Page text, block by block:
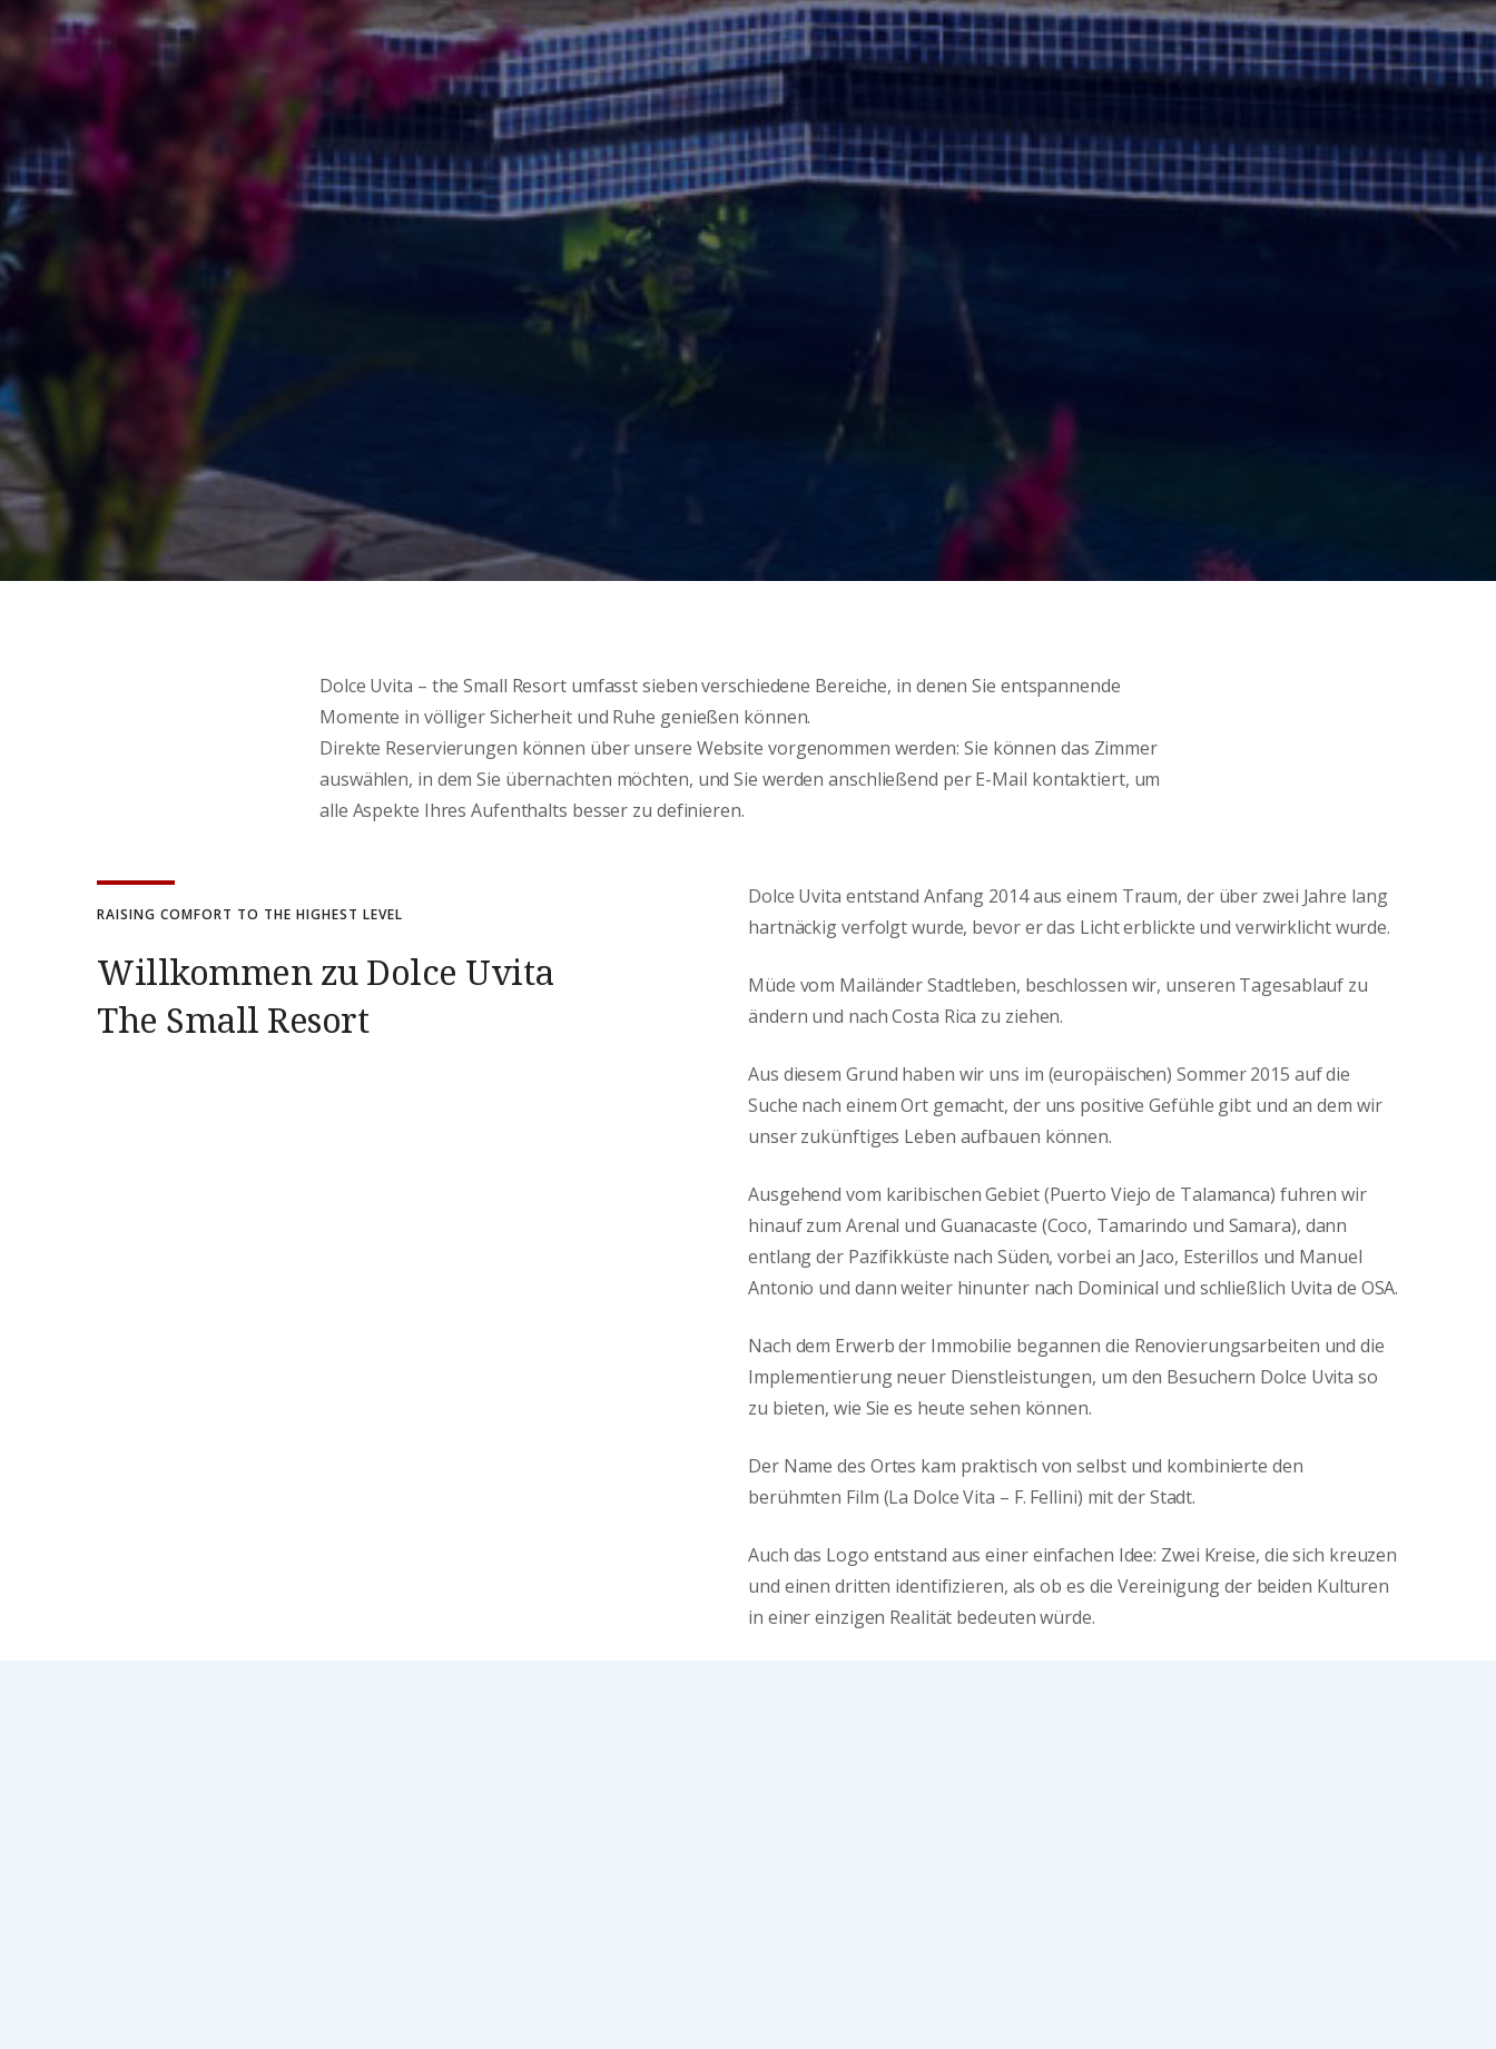
Dolce Uvita – the Small Resort umfasst sieben verschiedene Bereiche, in denen Sie entspannende
Momente in völliger Sicherheit und Ruhe genießen können.
Direkte Reservierungen können über unsere Website vorgenommen werden: Sie können das Zimmer
auswählen, in dem Sie übernachten möchten, und Sie werden anschließend per E-Mail kontaktiert, um
alle Aspekte Ihres Aufenthalts besser zu definieren.
RAISING COMFORT TO THE HIGHEST LEVEL
Willkommen zu Dolce Uvita
The Small Resort
Dolce Uvita entstand Anfang 2014 aus einem Traum, der über zwei Jahre lang
hartnäckig verfolgt wurde, bevor er das Licht erblickte und verwirklicht wurde.
Müde vom Mailänder Stadtleben, beschlossen wir, unseren Tagesablauf zu
ändern und nach Costa Rica zu ziehen.
Aus diesem Grund haben wir uns im (europäischen) Sommer 2015 auf die
Suche nach einem Ort gemacht, der uns positive Gefühle gibt und an dem wir
unser zukünftiges Leben aufbauen können.
Ausgehend vom karibischen Gebiet (Puerto Viejo de Talamanca) fuhren wir
hinauf zum Arenal und Guanacaste (Coco, Tamarindo und Samara), dann
entlang der Pazifikküste nach Süden, vorbei an Jaco, Esterillos und Manuel
Antonio und dann weiter hinunter nach Dominical und schließlich Uvita de OSA.
Nach dem Erwerb der Immobilie begannen die Renovierungsarbeiten und die
Implementierung neuer Dienstleistungen, um den Besuchern Dolce Uvita so
zu bieten, wie Sie es heute sehen können.
Der Name des Ortes kam praktisch von selbst und kombinierte den
berühmten Film (La Dolce Vita – F. Fellini) mit der Stadt.
Auch das Logo entstand aus einer einfachen Idee: Zwei Kreise, die sich kreuzen
und einen dritten identifizieren, als ob es die Vereinigung der beiden Kulturen
in einer einzigen Realität bedeuten würde.